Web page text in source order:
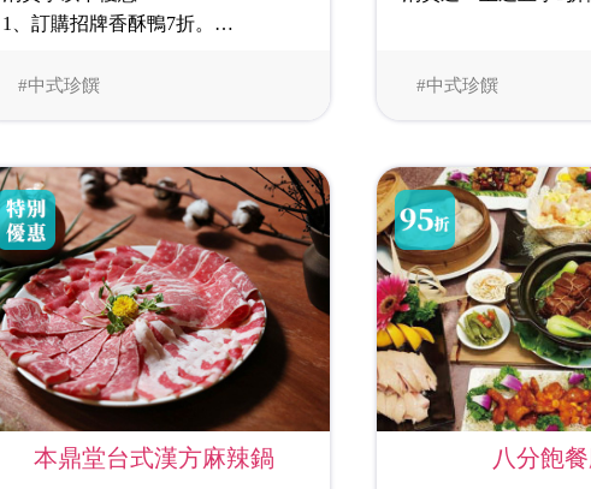
#中式珍饌
1、訂購招牌香酥鴨7折。
套(贈每桌紅酒乙瓶+果汁無限暢
限暢飲。
#中式珍饌
本鼎堂台式漢方麻辣鍋 八分飽